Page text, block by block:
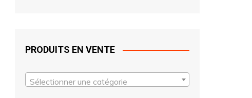
PRODUITS EN VENTE
Sélectionner une catégorie